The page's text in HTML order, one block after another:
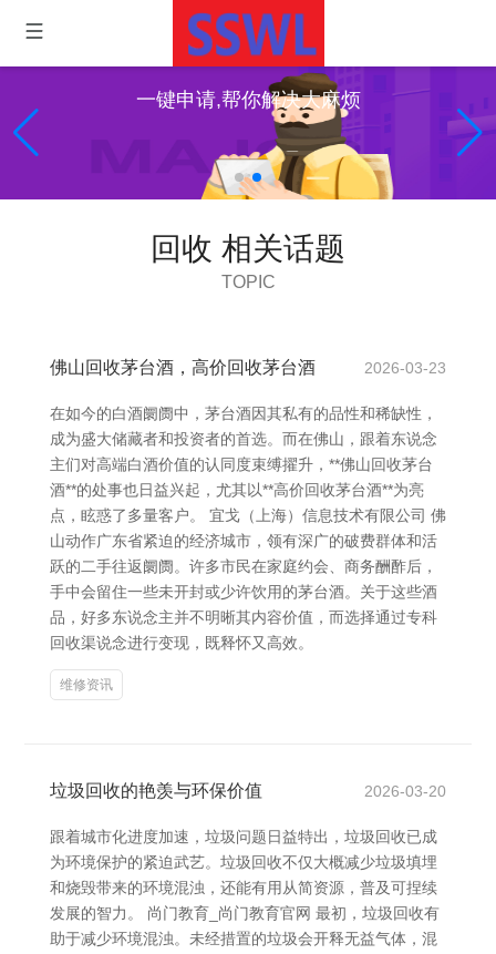
一键申请,帮你解决大麻烦
回收 相关话题
TOPIC
佛山回收茅台酒，高价回收茅台酒 2026-03-23
在如今的白酒阛阓中，茅台酒因其私有的品性和稀缺性，
成为盛大储藏者和投资者的首选。而在佛山，跟着东说念
主们对高端白酒价值的认同度束缚擢升，**佛山回收茅台
酒**的处事也日益兴起，尤其以**高价回收茅台酒**为亮
点，眩惑了多量客户。 宜戈（上海）信息技术有限公司 佛
山动作广东省紧迫的经济城市，领有深广的破费群体和活
跃的二手往返阛阓。许多市民在家庭约会、商务酬酢后，
手中会留住一些未开封或少许饮用的茅台酒。关于这些酒
品，好多东说念主并不明晰其内容价值，而选择通过专科
回收渠说念进行变现，既释怀又高效。
维修资讯
垃圾回收的艳羡与环保价值 2026-03-20
跟着城市化进度加速，垃圾问题日益特出，垃圾回收已成
为环境保护的紧迫武艺。垃圾回收不仅大概减少垃圾填埋
和烧毁带来的环境混浊，还能有用从简资源，普及可捏续
发展的智力。 尚门教育_尚门教育官网 最初，垃圾回收有
助于减少环境混浊。未经措置的垃圾会开释无益气体，混